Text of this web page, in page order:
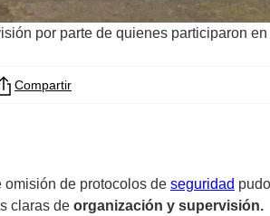
por parte de quienes participaron
Compartir
de protocolos de seguridad
claras de organización y supervisión.